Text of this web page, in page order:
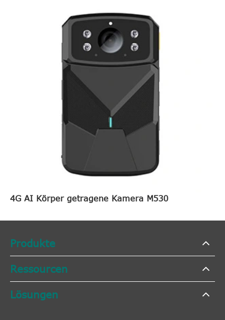
4G AI Körper getragene Kamera M530
Produkte
Ressourcen
Lösungen